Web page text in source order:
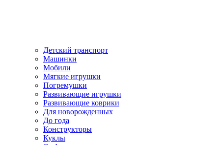
Детский транспорт
Машинки
Мобили
Мягкие игрушки
Погремушки
Развивающие игрушки
Развивающие коврики
Для новорожденных
До года
Конструкторы
Куклы